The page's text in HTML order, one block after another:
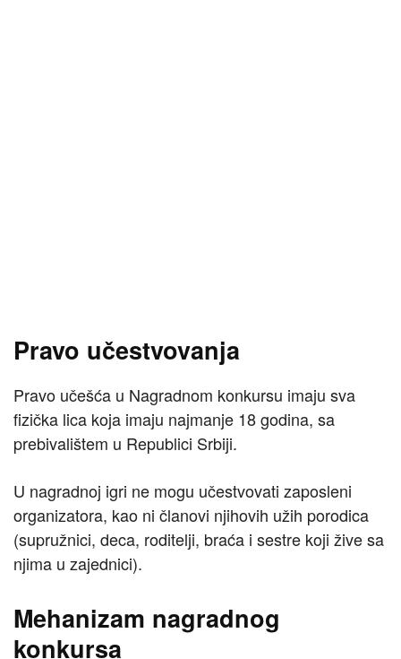
Pravo učestvovanja
Pravo učešća u Nagradnom konkursu imaju sva
fizička lica koja imaju najmanje 18 godina, sa
prebivalištem u Republici Srbiji.
U nagradnoj igri ne mogu učestvovati zaposleni
organizatora, kao ni članovi njihovih užih porodica
(supružnici, deca, roditelji, braća i sestre koji žive sa
njima u zajednici).
Mehanizam nagradnog
konkursa